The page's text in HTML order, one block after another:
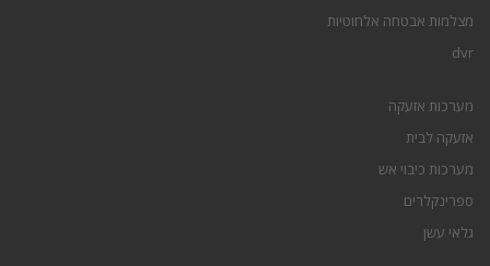
מצלמות אבטחה אלחוטיות
dvr
מערכות אזעקה
אזעקה לבית
מערכות כיבוי אש
ספרינקלרים
גלאי עשן